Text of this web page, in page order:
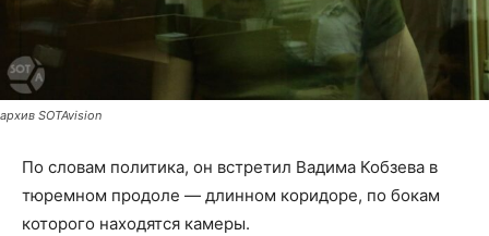
архив SOTAvision
По словам политика, он встретил Вадима Кобзева в
тюремном продоле — длинном коридоре, по бокам
которого находятся камеры.